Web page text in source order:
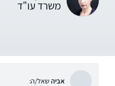
משרד עו"ד
אביהשאל/ה: